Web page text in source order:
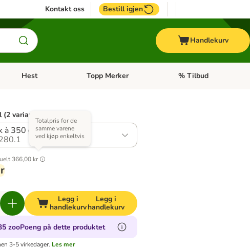
Kontakt oss Bestill igjen
Handlekurv
Åpne kategorimeny: + Veterinærfôr
Hest Åpne kategorimeny: Hest
Topp Merker Åpne kategorimeny:
% Tilbud
varianter)
à 350 g
366,00 kr
Totalpris for de
samme varene
ved kjøp enkeltvis
Legg i
handlekurv
Legg i
handlekurv
zooPoeng på dette produktet
3-5 virkedager. Les mer